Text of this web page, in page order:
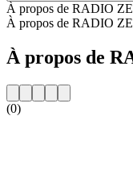
À propos de RADIO
À propos de RADIO
À propos de
(0)